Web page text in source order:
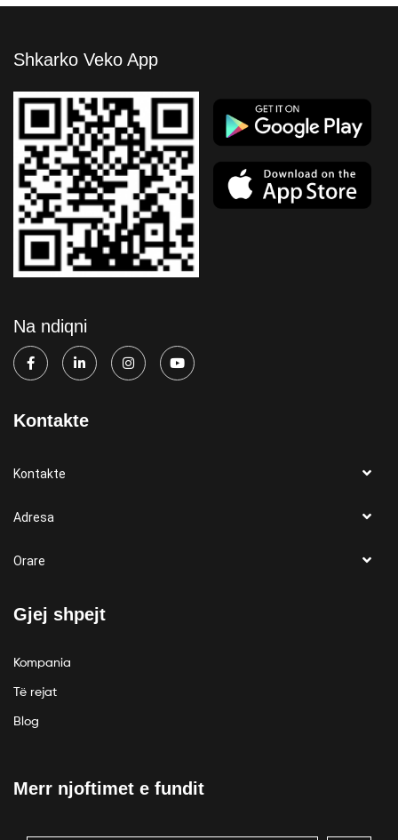
Shkarko Veko App
Na ndiqni
Kontakte
Kontakte
Adresa
Orare
Gjej shpejt
Kompania
Të rejat
Blog
Merr njoftimet e fundit